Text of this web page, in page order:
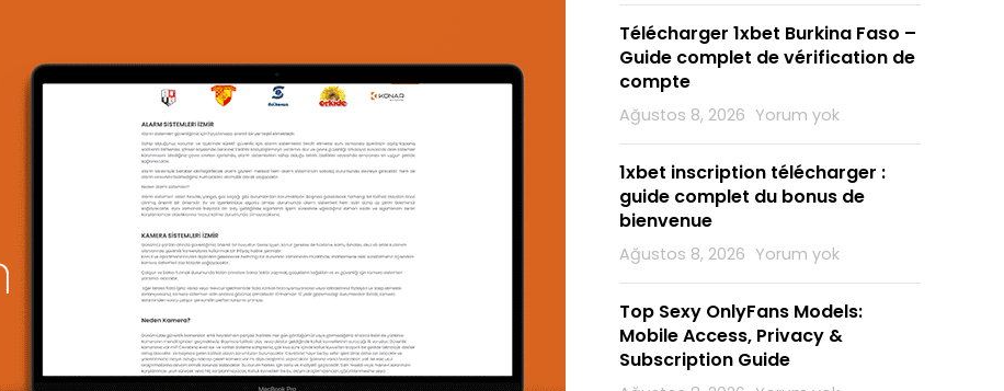
Télécharger 1xbet Burkina Faso –
Guide complet de vérification de
compte
Ağustos 8, 2026 Yorum yok
1xbet inscription télécharger :
guide complet du bonus de
bienvenue
Ağustos 8, 2026 Yorum yok
Top Sexy OnlyFans Models:
Mobile Access, Privacy &
Subscription Guide